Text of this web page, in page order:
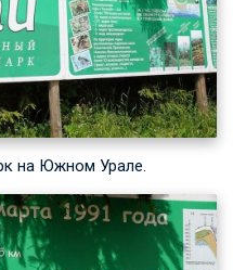
на Южном Урале.